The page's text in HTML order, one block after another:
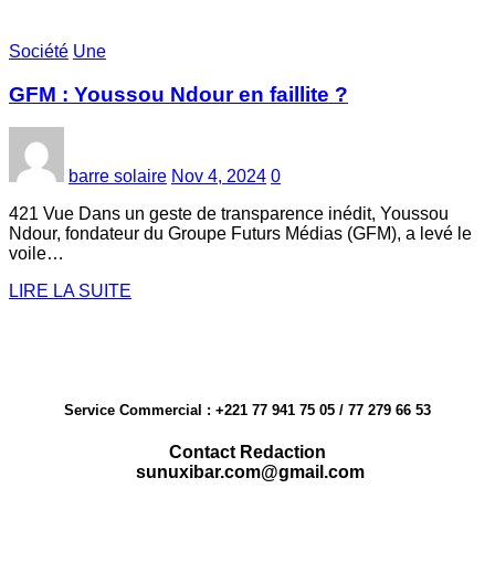
Société Une
GFM : Youssou Ndour en faillite ?
barre solaire Nov 4, 2024 0
421 Vue Dans un geste de transparence inédit, Youssou
Ndour, fondateur du Groupe Futurs Médias (GFM), a levé le
voile…
LIRE LA SUITE
Service Commercial : +221 77 941 75 05 / 77 279 66 53
Contact Redaction
sunuxibar.com@gmail.com